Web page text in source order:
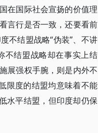
在国际社会宣扬的价值理
言行是否一致，还要看前
不结盟战略“伪装”、不讲
不结盟战略却在事实上结
展强权手腕，则是内外不
限度的结盟均意味着不能
水平结盟，但印度却仍保